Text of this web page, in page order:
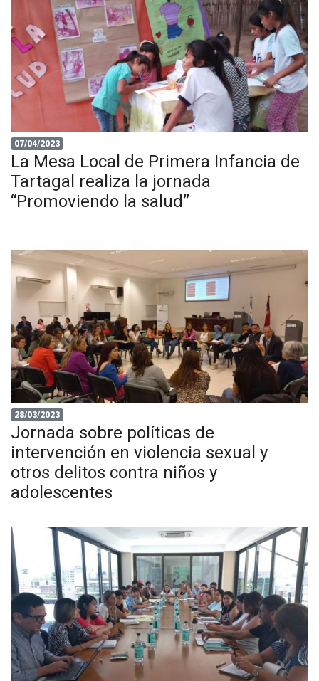
07/04/2023
La Mesa Local de Primera Infancia de
Tartagal realiza la jornada
“Promoviendo la salud”
28/03/2023
Jornada sobre políticas de
intervención en violencia sexual y
otros delitos contra niños y
adolescentes